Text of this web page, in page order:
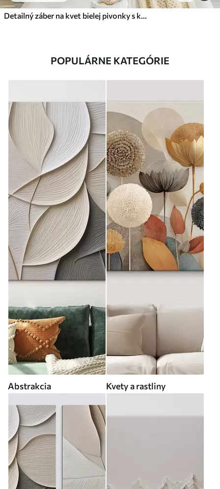
Detailný záber na kvet bielej pivonky s kvapôčkami vody na okvetných lístkoch na rozostrenom pozadí
POPULÁRNE KATEGÓRIE
Abstrakcia Kvety a rastliny